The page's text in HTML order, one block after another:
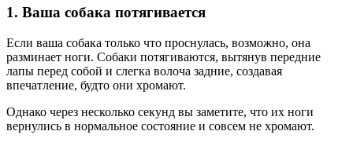
1. Ваша собака потягивается
Если ваша собака только что проснулась, возможно, она
разминает ноги. Собаки потягиваются, вытянув передние
лапы перед собой и слегка волоча задние, создавая
впечатление, будто они хромают.
Однако через несколько секунд вы заметите, что их ноги
вернулись в нормальное состояние и совсем не хромают.